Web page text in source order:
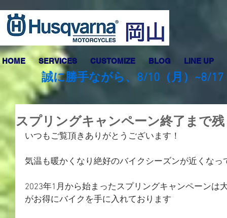
HOME SERVICES CUSTOMIZE BLOG LINE UP
誠に勝手ながら、8/10（月）~8/
スプリングキャンペーン終了まで
いつもご覧頂きありがとうございます！
気温も暖かくなり絶好のバイクシーズンが近くなっ
2023年1月から始まったスプリングキャンペーンは
がお得にバイクを手に入れております